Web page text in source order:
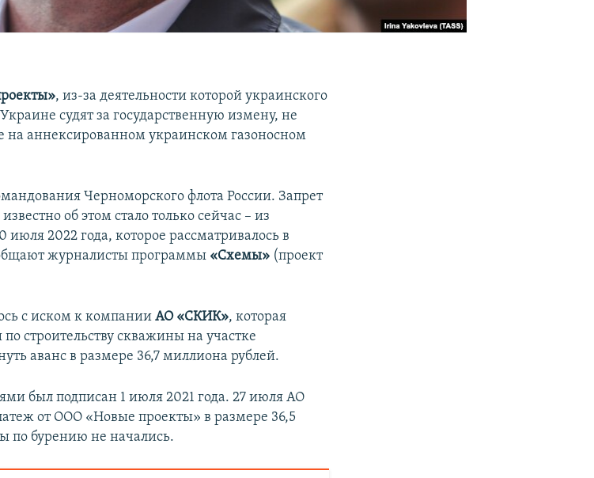
, из-за деятельности которой украинского
судят за государственную измену, не
на аннексированном украинском газоносном
Черноморского флота России. Запрет
об этом стало только сейчас – из
июля 2022 года, которое рассматривалось в
журналисты программы «Схемы» (проект
с иском к компанииАО «СКИК», которая
строительству скважины на участке
аванс в размере 36,7 миллиона рублей.
был подписан 1 июля 2021 года. 27 июля АО
от ООО «Новые проекты» в размере 36,5
по бурению не начались.